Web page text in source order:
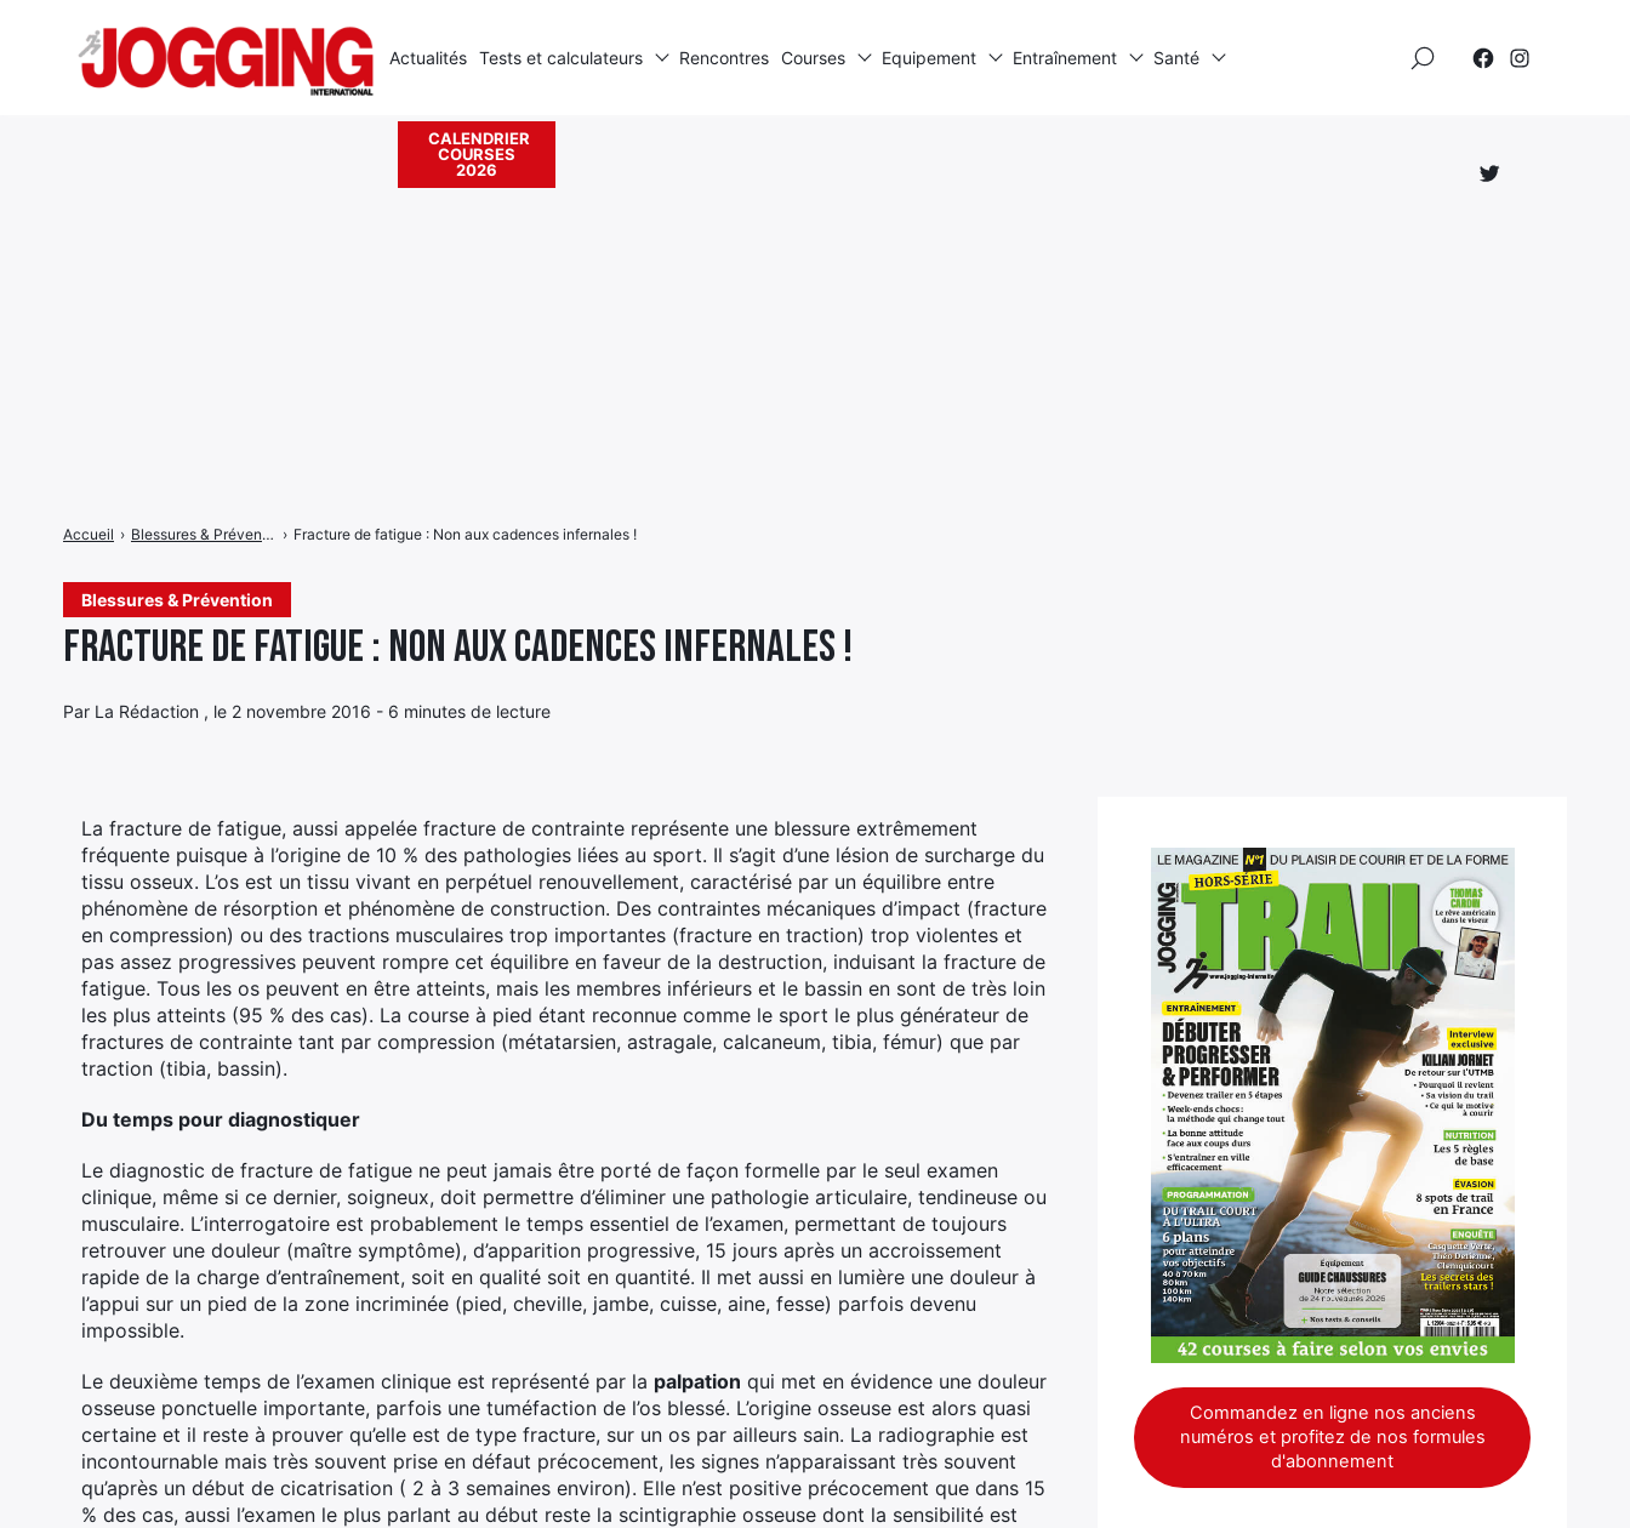
Blessures & Prévention
Fracture de fatigue : Non aux cadences infernales !
Par La Rédaction , le 2 novembre 2016 - 6 minutes de lecture
Accueil › Blessures & Prévention › Fracture de fatigue : Non aux cadences infernales !
La fracture de fatigue, aussi appelée fracture de contrainte représente une blessure extrêmement
fréquente puisque à l’origine de 10 % des pathologies liées au sport. Il s’agit d’une lésion de surcharge du
tissu osseux. L’os est un tissu vivant en perpétuel renouvellement, caractérisé par un équilibre entre
phénomène de résorption et phénomène de construction. Des contraintes mécaniques d’impact (fracture
en compression) ou des tractions musculaires trop importantes (fracture en traction) trop violentes et
pas assez progressives peuvent rompre cet équilibre en faveur de la destruction, induisant la fracture de
fatigue. Tous les os peuvent en être atteints, mais les membres inférieurs et le bassin en sont de très loin
les plus atteints (95 % des cas). La course à pied étant reconnue comme le sport le plus générateur de
fractures de contrainte tant par compression (métatarsien, astragale, calcaneum, tibia, fémur) que par
traction (tibia, bassin).
Du temps pour diagnostiquer
Le diagnostic de fracture de fatigue ne peut jamais être porté de façon formelle par le seul examen
clinique, même si ce dernier, soigneux, doit permettre d’éliminer une pathologie articulaire, tendineuse ou
musculaire. L’interrogatoire est probablement le temps essentiel de l’examen, permettant de toujours
retrouver une douleur (maître symptôme), d’apparition progressive, 15 jours après un accroissement
rapide de la charge d’entraînement, soit en qualité soit en quantité. Il met aussi en lumière une douleur à
l’appui sur un pied de la zone incriminée (pied, cheville, jambe, cuisse, aine, fesse) parfois devenu
impossible.
Le deuxième temps de l’examen clinique est représenté par la palpation qui met en évidence une douleur
osseuse ponctuelle importante, parfois une tuméfaction de l’os blessé. L’origine osseuse est alors quasi
certaine et il reste à prouver qu’elle est de type fracture, sur un os par ailleurs sain. La radiographie est
incontournable mais très souvent prise en défaut précocement, les signes n’apparaissant très souvent
qu’après un début de cicatrisation ( 2 à 3 semaines environ). Elle n’est positive précocement que dans 15
% des cas, aussi l’examen le plus parlant au début reste la scintigraphie osseuse dont la sensibilité est
Commandez en ligne nos anciens
numéros et profitez de nos formules
d'abonnement
Actualités Tests et calculateurs Rencontres Courses Equipement Entraînement Santé
CALENDRIER
COURSES
2026
Élément
Rechercher